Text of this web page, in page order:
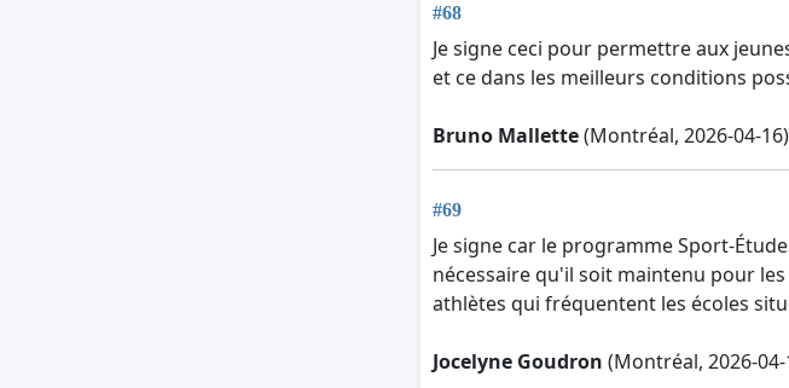
#68
Je signe ceci pour permettre aux
et ce dans les meilleurs conditions
Bruno Mallette(Montréal, 2026-04-16)
#69
Je signe car le programme Sport-
nécessaire qu'il soit maintenu pour
athlètes qui fréquentent les écoles
Jocelyne Goudron (Montréal, 2026-04-